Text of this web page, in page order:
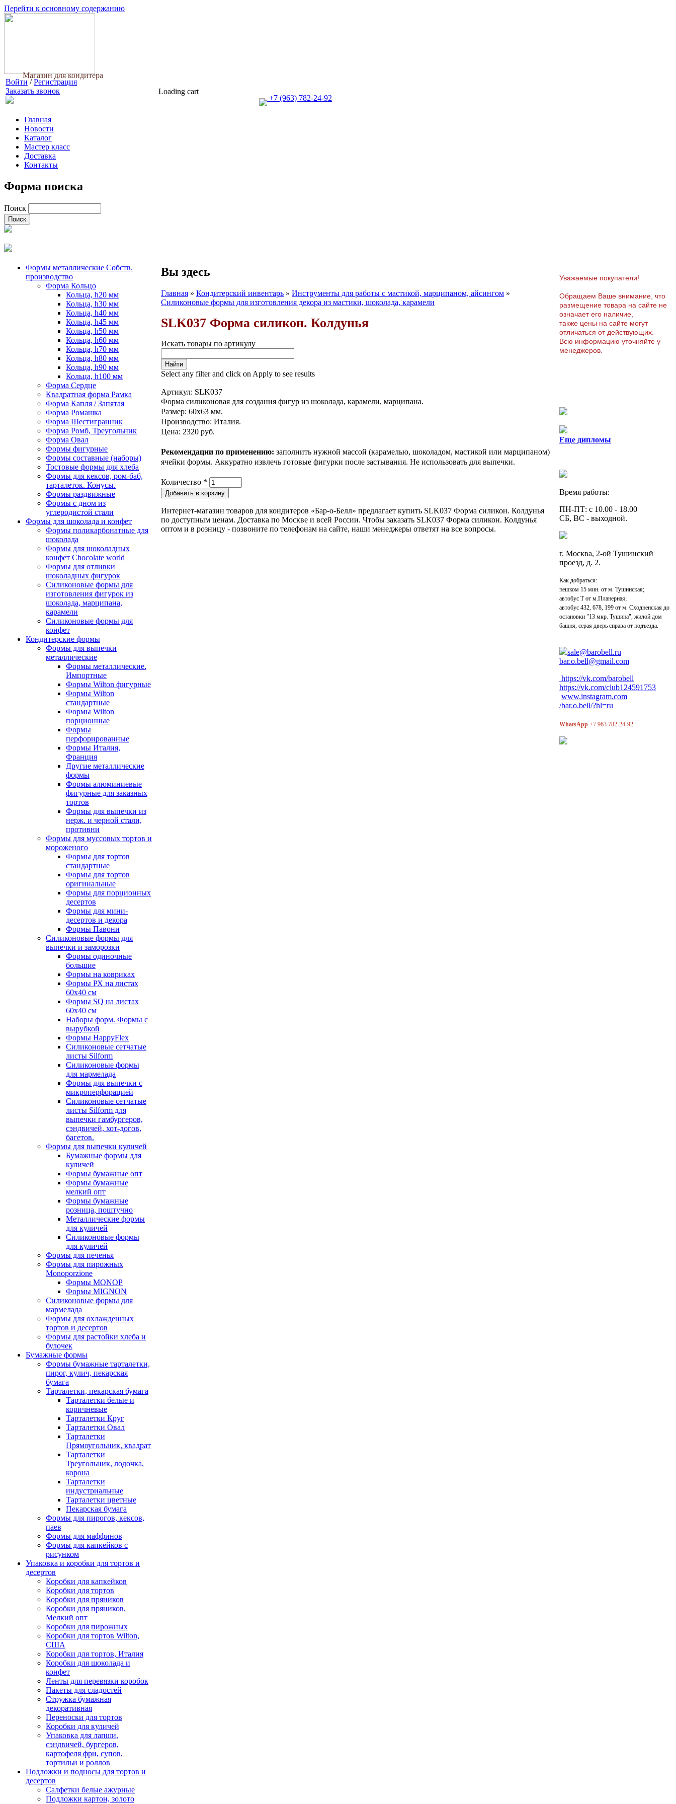
Перейти к основному содержанию
Магазин для кондитера
Войти /Регистрация
Заказать звонок
Loading cart
+7 (963) 782-24-92
Главная
Новости
Каталог
Мастер класс
Доставка
Контакты
Форма поиска
Поиск
Формы металлические Собств.
производство
Форма Кольцо
Кольца, h20 мм
Кольца, h30 мм
Кольца, h40 мм
Кольца, h45 мм
Кольца, h50 мм
Кольца, h60 мм
Кольца, h70 мм
Кольца, h80 мм
Кольца, h90 мм
Кольца, h100 мм
Форма Сердце
Квадратная форма Рамка
Форма Капля / Запятая
Форма Ромашка
Форма Шестигранник
Форма Ромб, Треугольник
Форма Овал
Формы фигурные
Формы составные (наборы)
Тостовые формы для хлеба
Формы для кексов, ром-баб,
тарталеток. Конусы.
Формы раздвижные
Формы с дном из
углеродистой стали
Формы для шоколада и конфет
Формы поликарбонатные для
шоколада
Формы для шоколадных
конфет Сhocolate world
Формы для отливки
шоколадных фигурок
Силиконовые формы для
изготовления фигурок из
шоколада, марципана,
карамели
Силиконовые формы для
конфет
Кондитерские формы
Формы для выпечки
металлические
Формы металлические.
Импортные
Формы Wilton фигурные
Формы Wilton
стандартные
Формы Wilton
порционные
Формы
перфорированные
Формы Италия,
Франция
Другие металлические
формы
Формы алюминиевые
фигурные для заказных
тортов
Формы для выпечки из
нерж. и черной стали,
противни
Формы для муссовых тортов и
мороженого
Формы для тортов
стандартные
Формы для тортов
оригинальные
Формы для порционных
десертов
Формы для мини-
десертов и декора
Формы Павони
Силиконовые формы для
выпечки и заморозки
Формы одиночные
большие
Формы на ковриках
Формы РХ на листах
60х40 см
Формы SQ на листах
60х40 см
Наборы форм. Формы с
вырубкой
Формы HappyFlex
Силиконовые сетчатые
листы Silform
Силиконовые формы
для мармелада
Формы для выпечки с
микроперфорацией
Силиконовые сетчатые
листы Silform для
выпечки гамбургеров,
сэндвичей, хот-догов,
багетов.
Формы для выпечки куличей
Бумажные формы для
куличей
Формы бумажные опт
Формы бумажные
мелкий опт
Формы бумажные
розница, поштучно
Металлические формы
для куличей
Силиконовые формы
для куличей
Формы для печенья
Формы для пирожных
Monoporzione
Формы MONOP
Формы MIGNON
Силиконовые формы для
мармелада
Формы для oхлажденных
тортов и десертов
Формы для растойки хлеба и
булочек
Бумажные формы
Формы бумажные тарталетки,
пирог, кулич, пекарская
бумага
Тарталетки, пекарская бумага
Тарталетки белые и
коричневые
Тарталетки Круг
Тарталетки Овал
Тарталетки
Прямоугольник, квадрат
Тарталетки
Треугольник, лодочка,
корона
Тарталетки
индустриальные
Тарталетки цветные
Пекарская бумага
Формы для пирогов, кексов,
паев
Формы для маффинов
Формы для капкейков с
рисунком
Упаковка и коробки для тортов и
десертов
Коробки для капкейков
Коробки для тортов
Коробки для пряников
Коробки для пряников.
Мелкий опт
Коробки для пирожных
Коробки для тортов Wilton,
США
Коробки для тортов, Италия
Коробки для шоколада и
конфет
Ленты для перевязки коробок
Пакеты для сладостей
Стружка бумажная
декоративная
Переноски для тортов
Коробки для куличей
Упаковка для лапши,
сэндвичей, бургеров,
картофеля фри, супов,
тортильи и роллов
Подложки и подносы для тортов и
десертов
Салфетки белые ажурные
Подложки картон, золото
Вы здесь
Главная » Кондитерский инвентарь » Инструменты для работы с мастикой, марципаном, айсингом »
Силиконовые формы для изготовления декора из мастики, шоколада, карамели
SLK037 Форма силикон. Колдунья
Искать товары по артикулу
Select any filter and click on Apply to see results
Артикул: SLK037
Форма силиконовая для создания фигур из шоколада, карамели, марципана.
Размер: 60х63 мм.
Производство: Италия.
Цена: 2320 руб.
Рекомендации по применению: заполнить нужной массой (карамелью, шоколадом, мастикой или марципаном)
ячейки формы. Аккуратно извлечь готовые фигурки после застывания. Не использовать для выпечки.
Количество *
Интернет-магазин товаров для кондитеров «Бар-о-Белл» предлагает купить SLK037 Форма силикон. Колдунья
по доступным ценам. Доставка по Москве и всей России. Чтобы заказать SLK037 Форма силикон. Колдунья
оптом и в розницу - позвоните по телефонам на сайте, наши менеджеры ответят на все вопросы.
Уважаемые покупатели!
Обращаем Ваше внимание, что
размещение товара на сайте не
означает его наличие,
также цены на сайте могут
отличаться от действующих.
Всю информацию уточняйте у
менеджеров.
Еще дипломы
Время работы:
ПН-ПТ: с 10.00 - 18.00
СБ, ВС - выходной.
г. Москва, 2-ой Тушинский
проезд, д. 2.
Как добраться:
пешком 15 мин. от м. Тушинская;
автобус Т от м.Планерная;
автобус 432, 678, 199 от м. Сходненская до
остановки "13 мкр. Тушина", жилой дом
башня, серая дверь справа от подъезда.
sale@barobell.ru
bar.o.bell@gmail.com
https://vk.com/barobell
https://vk.com/club124591753
www.instagram.com
/bar.o.bell/?hl=ru
WhatsApp +7 963 782-24-92